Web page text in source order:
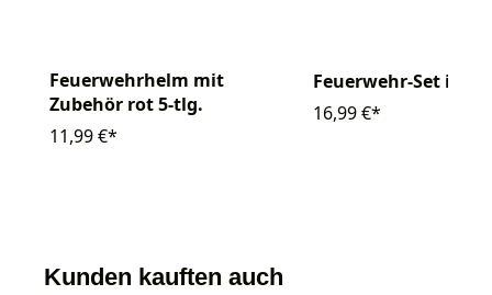
Feuerwehrhelm mit
Zubehör rot 5-tlg.
11,99 €*
Feuerwehr-Set im
16,99 €*
Kunden kauften auch